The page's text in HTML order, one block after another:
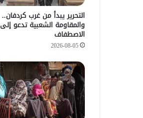
التحرير يبدأ من غرب كردفان..
والمقاومة الشعبية تدعو إلى
الاصطفاف
2026-08-05